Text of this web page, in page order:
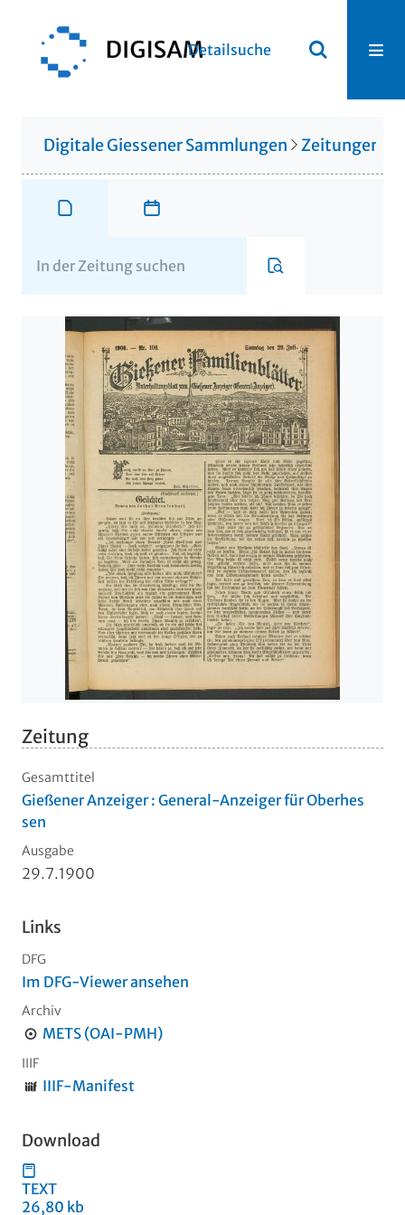
Detailsuche
Digitale Giessener Sammlungen Zeitungen
Zeitung
Gesamttitel
Gießener Anzeiger : General-Anzeiger für Oberhes
sen
Ausgabe
29.7.1900
Links
DFG
Im DFG-Viewer ansehen
Archiv
METS (OAI-PMH)
IIIF
IIIF-Manifest
Download
TEXT
26,80 kb